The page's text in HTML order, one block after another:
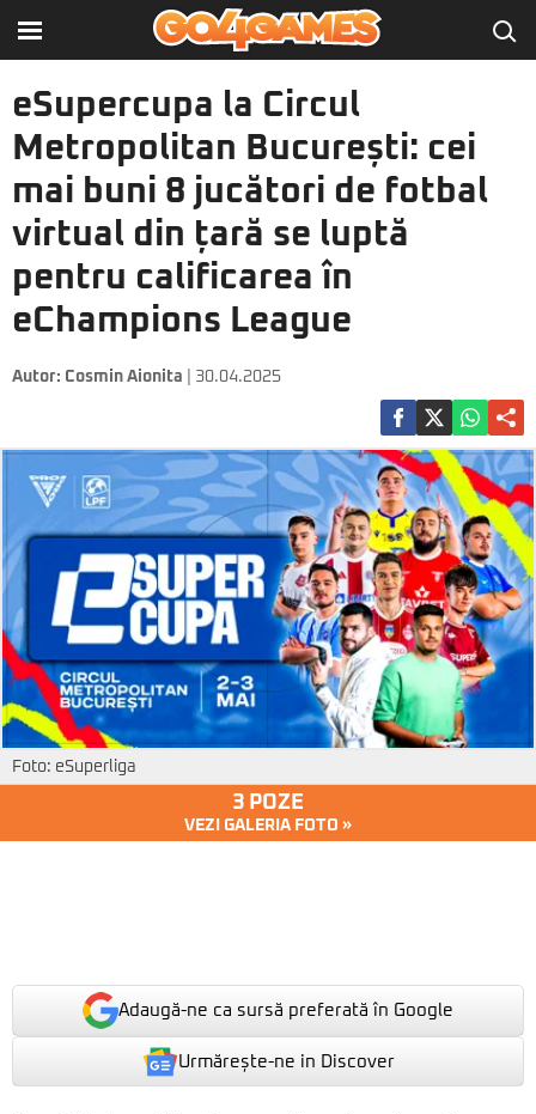
eSupercupa la Circul
Metropolitan București: cei
mai buni 8 jucători de fotbal
virtual din țară se luptă
pentru calificarea în
eChampions League
Autor: Cosmin Aionita | 30.04.2025
Foto: eSuperliga
3 POZE
VEZI GALERIA FOTO »
Adaugă-ne ca sursă preferată în Google
Urmărește-ne in Discover